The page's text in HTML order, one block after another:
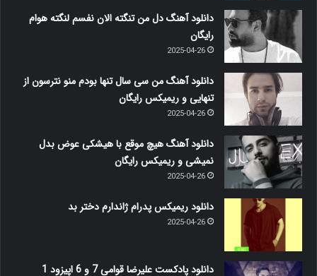
2025-04-26
0
370
دانلود آهنگ سنگ فرش خیابونارو گل کردم برات
دانلود آهنگ سنگ فرش خیابونارو گل کردم برات Download Old Music
BY : Sangfarshe Khiaboonaro Gol Kardam With Text And…
بیشتر بخوانید »